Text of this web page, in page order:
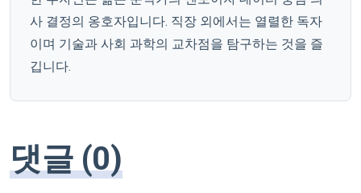
사 결정의 옹호자입니다. 직장 외에서는 열렬한 독자
이며 기술과 사회 과학의 교차점을 탐구하는 것을 즐
깁니다.
댓글 (0)